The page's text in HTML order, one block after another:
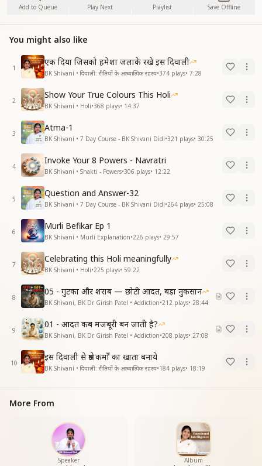
Add to Queue Play Next Playlist Save Offline
You might also like
1
एक दिया जिसको हमेशा जलाके रखे इस दिवाली
BK Shivani • दिवाली: रीतियों के आध्यात्मिक रहस्य•374 plays• 7:28
2
Show Your True Colours This Holi
BK Shivani • Holi•368 plays• 14:37
3
Atma-1
BK Shivani • 7 Day Course - BK Shivani Didi•321 plays• 30:25
4
Invoke Your 8 Powers - Navratri
BK Shivani • Shakti - Powers•306 plays• 12:22
5
Question and Answer-32
BK Shivani • 7 Day Course - BK Shivani Didi•264 plays• 25:08
6
Murli Befikar Ep 1
BK Shivani • Murli Explanation•226 plays• 29:57
7
Celebrating this Holi meaningfully
BK Shivani • Holi•225 plays• 59:22
8
05 - गुटका और शराब — छोटी आदत, बड़ा नुकसान
BK Shivani, BK Dr Girish Patel • Addiction•212 plays• 28:44
9
01 - आदत कब मजबूरी बन जाती है?
BK Shivani, BK Dr Girish Patel • Addiction•208 plays• 27:08
10
इस दिवाली से श्रेष्ठ कर्मों का खाता बनाये
BK Shivani • दिवाली: रीतियों के आध्यात्मिक रहस्य•184 plays• 18:19
More From
Speaker Album